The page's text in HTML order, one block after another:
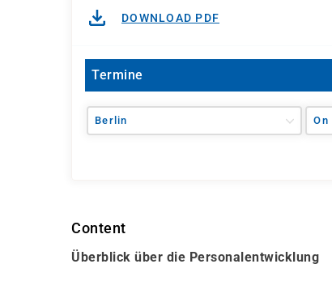
DOWNLOAD PDF
Termine
Berlin On
Content
Überblick über die Personalentwicklung